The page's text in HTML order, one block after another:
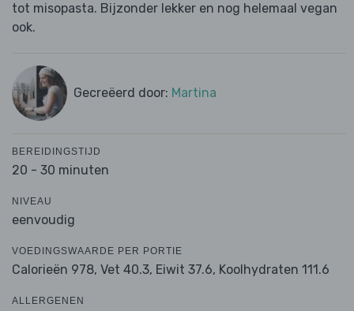
tot misopasta. Bijzonder lekker en nog helemaal vegan
ook.
Gecreëerd door: Martina
BEREIDINGSTIJD
20 - 30 minuten
NIVEAU
eenvoudig
VOEDINGSWAARDE PER PORTIE
Calorieën 978, Vet 40.3, Eiwit 37.6, Koolhydraten 111.6
ALLERGENEN